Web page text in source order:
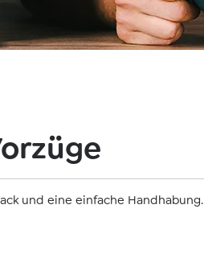
und eine einfache Handhabung.